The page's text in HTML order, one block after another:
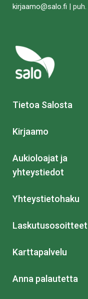
kirjaamo@salo.fi | puh.
Tietoa Salosta
Kirjaamo
Aukioloajat ja
yhteystiedot
Yhteystietohaku
Laskutusosoitteet
Karttapalvelu
Anna palautetta